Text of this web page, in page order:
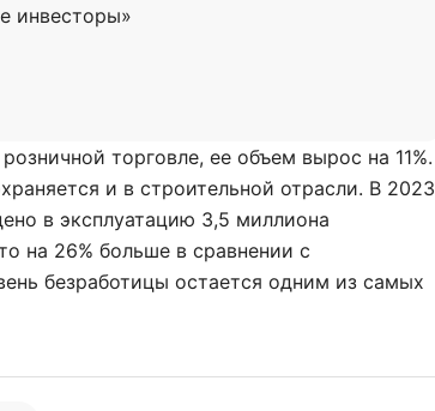
инвесторы»
торговле, ее объем вырос на 11%.
и в строительной отрасли. В 2023
в эксплуатацию 3,5 миллиона
на 26% больше в сравнении с
безработицы остается одним из самых